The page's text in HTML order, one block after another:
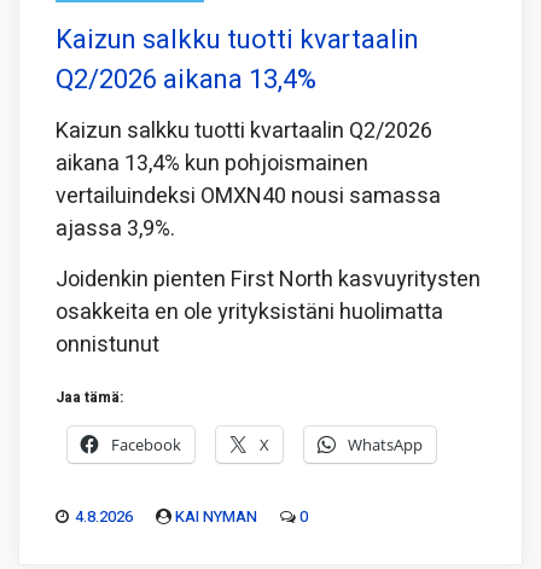
Kaizun salkku tuotti kvartaalin
Q2/2026 aikana 13,4%
Kaizun salkku tuotti kvartaalin Q2/2026
aikana 13,4% kun pohjoismainen
vertailuindeksi OMXN40 nousi samassa
ajassa 3,9%.
Joidenkin pienten First North kasvuyritysten
osakkeita en ole yrityksistäni huolimatta
onnistunut
Jaa tämä:
Facebook X WhatsApp
4.8.2026 KAI NYMAN 0